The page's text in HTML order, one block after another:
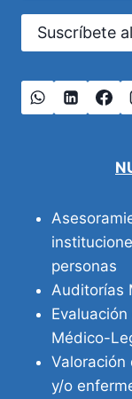
Suscríbete
personas
Auditorías
Médico-
Valoración
y/o